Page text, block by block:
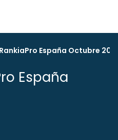
España Octubre
España